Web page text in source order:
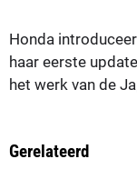
Honda
haar eerste
het werk van de
Gerelateerd